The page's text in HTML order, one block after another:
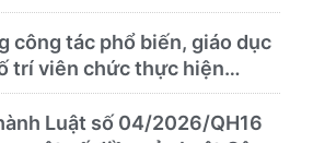
đẩy hội nhập quốc tế và
trong lĩnh vực y tế
công tác phổ biến, giáo dục
trí viên chức thực hiện
chế
Luật số 04/2026/QH16